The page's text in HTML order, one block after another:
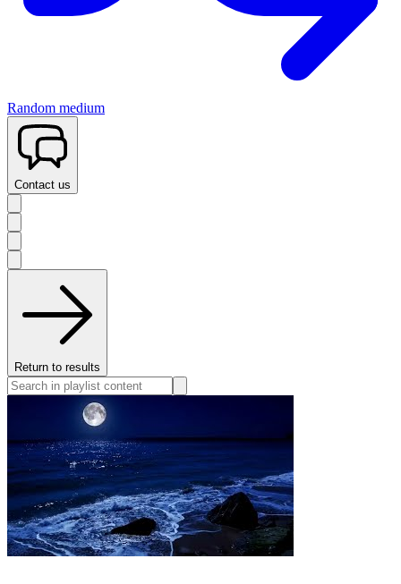
Random medium
Contact us
Return to results